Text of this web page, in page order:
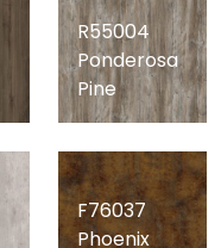
R55004
Ponderosa
Pine
F76037
Phoenix